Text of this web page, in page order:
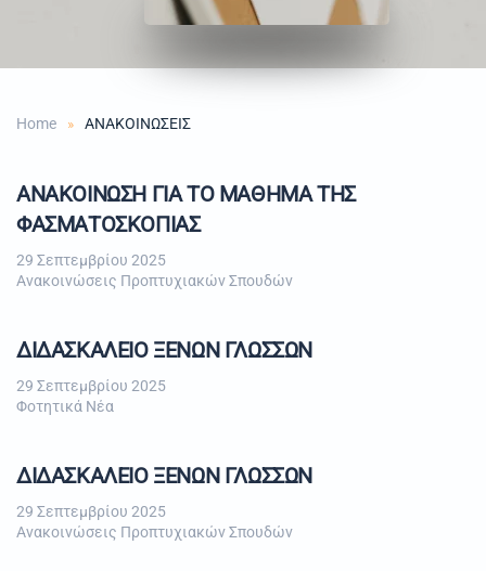
Home ΑΝΑΚΟΙΝΩΣΕΙΣ
ΑΝΑΚΟΙΝΩΣΗ ΓΙΑ ΤΟ ΜΑΘΗΜΑ ΤΗΣ
ΦΑΣΜΑΤΟΣΚΟΠΙΑΣ
29 Σεπτεμβρίου 2025
Ανακοινώσεις Προπτυχιακών Σπουδών
ΔΙΔΑΣΚΑΛΕΙΟ ΞΕΝΩΝ ΓΛΩΣΣΩΝ
29 Σεπτεμβρίου 2025
Φοτητικά Νέα
ΔΙΔΑΣΚΑΛΕΙΟ ΞΕΝΩΝ ΓΛΩΣΣΩΝ
29 Σεπτεμβρίου 2025
Ανακοινώσεις Προπτυχιακών Σπουδών